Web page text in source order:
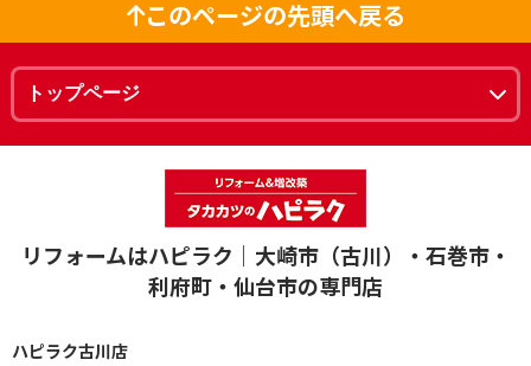
このページの先頭へ戻る
リフォームはハピラク｜大崎市（古川）・石巻市・
利府町・仙台市の専門店
ハピラク古川店